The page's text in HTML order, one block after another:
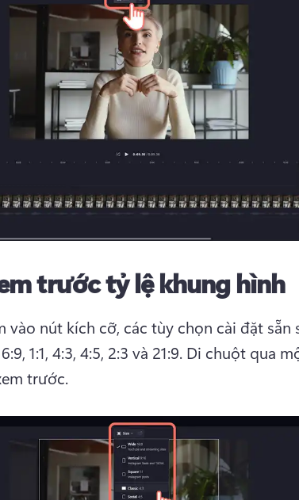
trước tỷ lệ khung hình
vào nút kích cỡ, các tùy chọn cài đặt sẵn
1:1, 4:3, 4:5, 2:3 và 21:9. Di chuột qua
trước.